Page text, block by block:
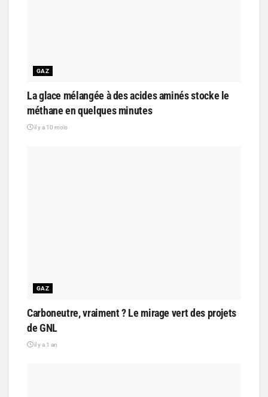
GAZ
La glace mélangée à des acides aminés stocke le
méthane en quelques minutes
il y a 10 mois
GAZ
Carboneutre, vraiment ? Le mirage vert des projets
de GNL
il y a 1 an